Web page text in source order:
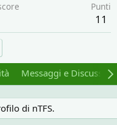
Punti
11
Messaggi e
di nTFS.